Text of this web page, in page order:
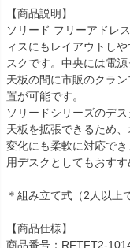
【商品説明】
ソリード フリーアドレ
ィスにもレイアウトし
スクです。中央には電
天板の間に市販のクラ
置が可能です。
ソリードシリーズのデ
天板を拡張できるため
変化にも柔軟に対応で
用デスクとしてもおすす
＊組み立て式（2人以上
【商品仕様】
商品番号：RFTFT2-